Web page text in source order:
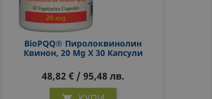
BioPQQ® Пиролоквинолин
Квинон, 20 Mg Х 30 Капсули
48,82 € / 95,48 лв.